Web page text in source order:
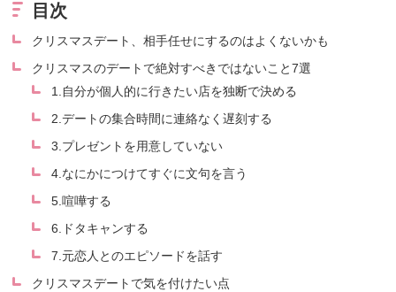
目次
クリスマスデート、相手任せにするのはよくないかも
クリスマスのデートで絶対すべきではないこと7選
1.自分が個人的に行きたい店を独断で決める
2.デートの集合時間に連絡なく遅刻する
3.プレゼントを用意していない
4.なにかにつけてすぐに文句を言う
5.喧嘩する
6.ドタキャンする
7.元恋人とのエピソードを話す
クリスマスデートで気を付けたい点